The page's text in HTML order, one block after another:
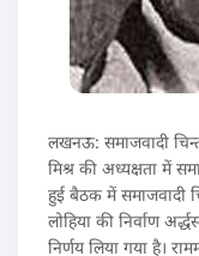
लखनऊ: समाजवादी
मिश्र की अध्यक्षता में
हुई बैठक में समाजवादी
लोहिया की निर्वाण
निर्णय लिया गया है।